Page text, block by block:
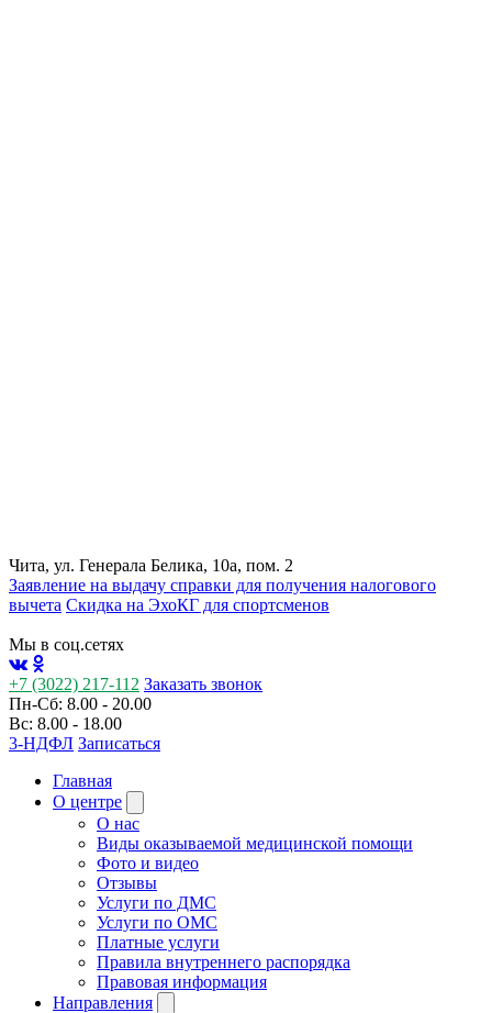
Чита, ул. Генерала Белика, 10а, пом. 2
Заявление на выдачу справки для получения налогового
вычета Cкидка на ЭхоКГ для спортсменов
Мы в соц.сетях
+7 (3022) 217-112 Заказать звонок
Пн-Сб: 8.00 - 20.00
Вс: 8.00 - 18.00
3-НДФЛ Записаться
Главная
О центре
О нас
Виды оказываемой медицинской помощи
Фото и видео
Отзывы
Услуги по ДМС
Услуги по ОМС
Платные услуги
Правила внутреннего распорядка
Правовая информация
Направления